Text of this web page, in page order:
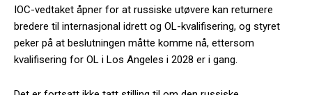
IOC-vedtaket åpner for at russiske utøvere kan returnere
bredere til internasjonal idrett og OL-kvalifisering, og styret
peker på at beslutningen måtte komme nå, ettersom
kvalifisering for OL i Los Angeles i 2028 er i gang.